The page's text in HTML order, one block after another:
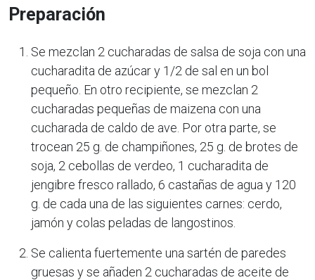
Preparación
Se mezclan 2 cucharadas de salsa de soja con una
cucharadita de azúcar y 1/2 de sal en un bol
pequeño. En otro recipiente, se mezclan 2
cucharadas pequeñas de maizena con una
cucharada de caldo de ave. Por otra parte, se
trocean 25 g. de champiñones, 25 g. de brotes de
soja, 2 cebollas de verdeo, 1 cucharadita de
jengibre fresco rallado, 6 castañas de agua y 120
g. de cada una de las siguientes carnes: cerdo,
jamón y colas peladas de langostinos.
Se calienta fuertemente una sartén de paredes
gruesas y se añaden 2 cucharadas de aceite de